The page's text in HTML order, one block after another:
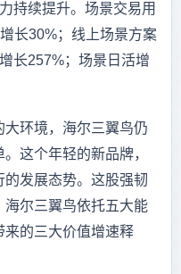
持续提升。场景交易用
长30%；线上场景方案
长257%；场景日活增
环境，海尔三翼鸟仍
这个年轻的新品牌，
发展态势。这股强韧
海尔三翼鸟依托五大能
来的三大价值增速释